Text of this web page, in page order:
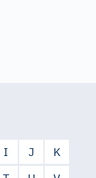
I J
K